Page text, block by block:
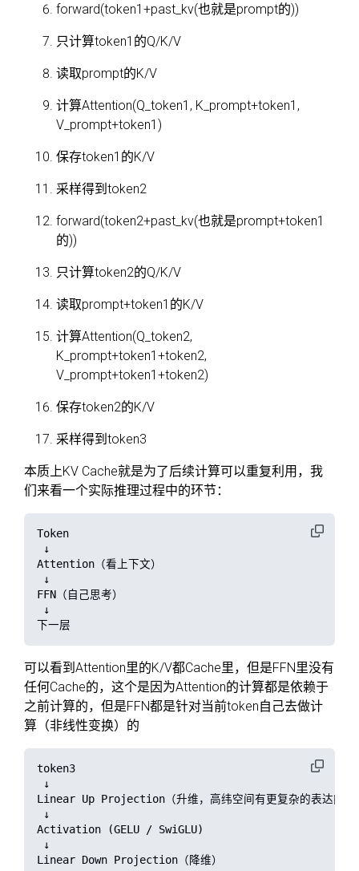
forward(token1+past_kv(也就是prompt的))
只计算token1的Q/K/V
读取prompt的K/V
计算Attention(Q_token1, K_prompt+token1,
V_prompt+token1)
保存token1的K/V
采样得到token2
forward(token2+past_kv(也就是prompt+token1
的))
只计算token2的Q/K/V
读取prompt+token1的K/V
计算Attention(Q_token2,
K_prompt+token1+token2,
V_prompt+token1+token2)
保存token2的K/V
采样得到token3
本质上KV Cache就是为了后续计算可以重复利用，我
们来看一个实际推理过程中的环节：
Token
↓
Attention（看上下文）
↓
FFN（自己思考）
↓
可以看到Attention里的K/V都Cache里，但是FFN里没有
任何Cache的，这个是因为Attention的计算都是依赖于
之前计算的，但是FFN都是针对当前token自己去做计
算（非线性变换）的
token3
↓
Linear Up Projection（升维，高纬空间有更复杂的表达能力
↓
Activation (GELU / SwiGLU)
↓
Linear Down Projection（降维）